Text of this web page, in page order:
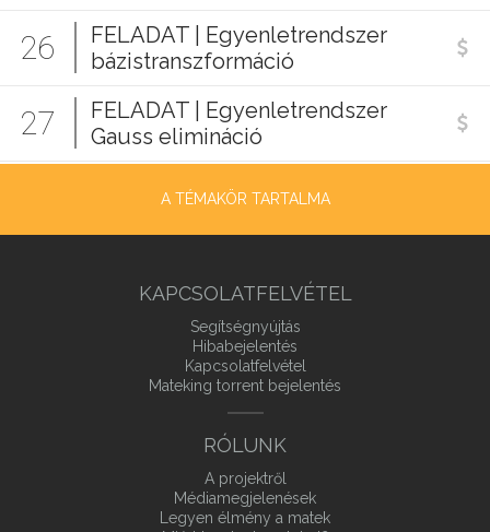
26
FELADAT | Egyenletrendszer
bázistranszformáció
27
FELADAT | Egyenletrendszer
Gauss elimináció
A TÉMAKÖR TARTALMA
KAPCSOLATFELVÉTEL
Segítségnyújtás
Hibabejelentés
Kapcsolatfelvétel
Mateking torrent bejelentés
RÓLUNK
A projektről
Médiamegjelenések
Legyen élmény a matek